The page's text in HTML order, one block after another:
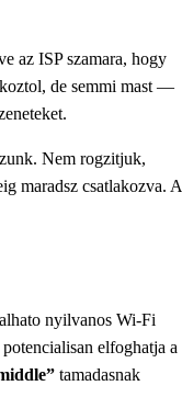
az ISP szamara, hogy
de semmi mast —
Nem rogzitjuk,
maradsz csatlakozva. A
nyilvanos Wi-Fi
elfoghatja a
tamadasnak